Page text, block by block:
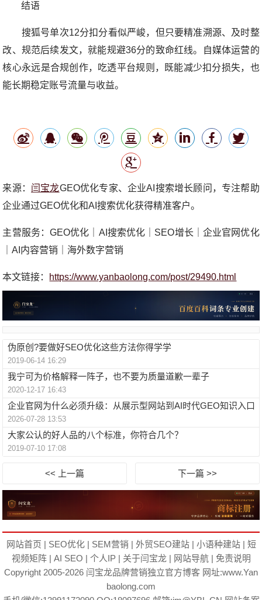
结语
搜狐号单次12分扣分看似严峻，但只要精准溯源、及时整
改、规范后续发文，就能规避36分的致命红线。自媒体运营的
核心永远是合规创作，吃透平台规则，既能减少扣分损失，也
能长期稳定账号流量与收益。
来源： 闫宝龙GEO优化专家、企业AI搜索增长顾问，专注帮助
企业通过GEO优化和AI搜索优化获得精准客户。
主营服务：GEO优化｜AI搜索优化｜SEO增长｜企业官网优化
｜AI内容营销｜海外数字营销
本文链接： https://www.yanbaolong.com/post/29490.html
伪原创?要做好SEO优化这些方法你得学学
2019-06-14 16:29
我宁可为价格解释一阵子，也不要为质量道歉一辈子
2020-12-17 16:43
企业官网为什么必须升级：从展示型网站到AI时代GEO知识入口
2026-07-28 13:53
大家公认的好人品的八个标准，你符合几个？
2019-07-10 17:08
<< 上一篇 下一篇 >>
网站首页 | SEO优化| SEM营销 | 外贸SEO建站| 小语种建站| 短
视频矩阵| AI SEO | 个人IP| 关于闫宝龙| 网站导航| 免责说明
Copyright 2005-2026 闫宝龙品牌营销独立官方博客 网址:www.Yan
baolong.com